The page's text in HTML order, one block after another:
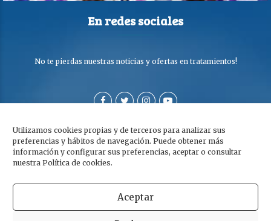
Utilizamos cookies propias y de terceros para analizar sus
preferencias y hábitos de navegación. Puede obtener más
información y configurar sus preferencias, aceptar o consultar
nuestra Política de cookies.
Aceptar
En redes sociales
No te pierdas nuestras noticias y ofertas en tratamientos!
Copyright © Clínica Dra. Olga Cabezuelo 2026. Todos los derechos